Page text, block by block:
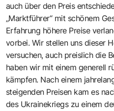
auch über den Preis
„Marktführer“ mit schönem
Erfahrung höhere Preise
vorbei. Wir stellen uns dieser
versuchen, auch preislich die
haben wir mit einem generell
kämpfen. Nach einem
steigenden Preisen kam es
des Ukrainekriegs zu einem